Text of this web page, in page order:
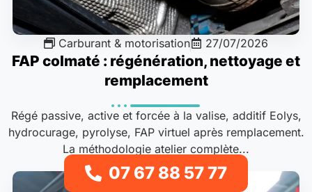
Carburant & motorisation 27/07/2026
FAP colmaté : régénération, nettoyage et
remplacement
Régé passive, active et forcée à la valise, additif Eolys,
hydrocurage, pyrolyse, FAP virtuel après remplacement.
La méthodologie atelier complète...
07 67 88 57 77